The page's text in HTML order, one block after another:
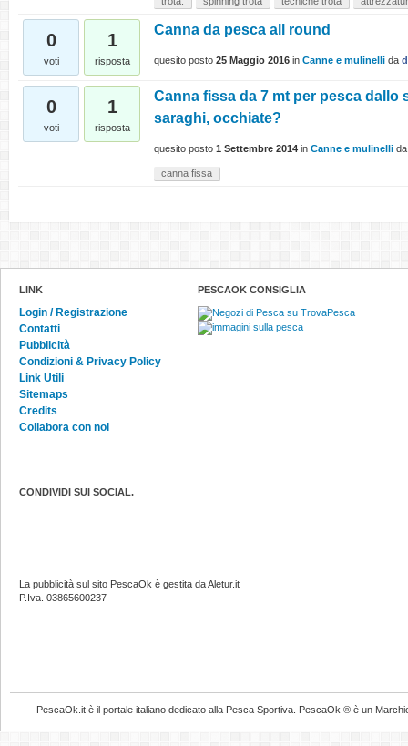
0
voti
1
risposta
Canna da pesca all round
quesito posto 25 Maggio 2016 in Canne e mulinelli da
0
voti
1
risposta
Canna fissa da 7 mt per pesca dallo
saraghi, occhiate?
quesito posto 1 Settembre 2014 in Canne e mulinelli
canna fissa
LINK
Login / Registrazione
Contatti
Pubblicità
Condizioni & Privacy Policy
Link Utili
Sitemaps
Credits
Collabora con noi
PESCAOK CONSIGLIA
CONDIVIDI SUI SOCIAL.
La pubblicità sul sito PescaOk è gestita da Aletur.it
P.Iva. 03865600237
PescaOk.it è il portale italiano dedicato alla Pesca Sportiva. PescaOk ® è un